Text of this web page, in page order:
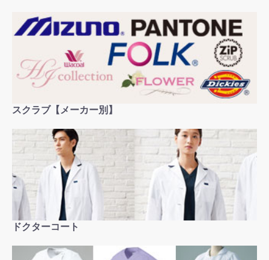
スクラブ【メーカー別】
ドクターコート